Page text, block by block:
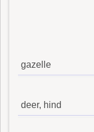
gazelle
deer, hind